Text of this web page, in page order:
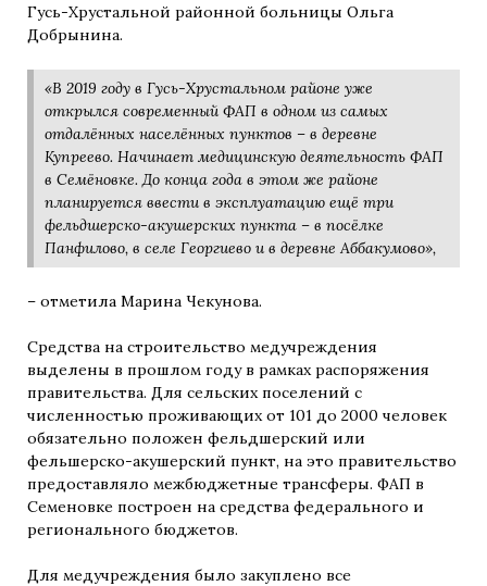
Гусь-Хрустальной районной больницы Ольга
Добрынина.
«В 2019 году в Гусь-Хрустальном районе уже
открылся современный ФАП в одном из самых
отдалённых населённых пунктов – в деревне
Купреево. Начинает медицинскую деятельность ФАП
в Семёновке. До конца года в этом же районе
планируется ввести в эксплуатацию ещё три
фельдшерско-акушерских пункта – в посёлке
Панфилово, в селе Георгиево и в деревне Аббакумово»,
– отметила Марина Чекунова.
Средства на строительство медучреждения
выделены в прошлом году в рамках распоряжения
правительства. Для сельских поселений с
численностью проживающих от 101 до 2000 человек
обязательно положен фельдшерский или
фельшерско-акушерский пункт, на это правительство
предоставляло межбюджетные трансферы. ФАП в
Семеновке построен на средства федерального и
регионального бюджетов.
Для медучреждения было закуплено все